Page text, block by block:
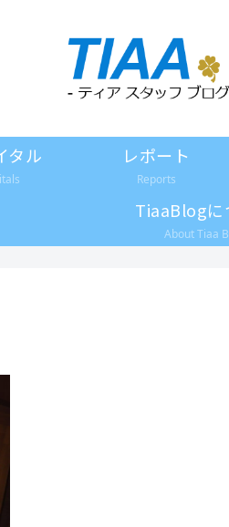
タル レポート
Reports
TiaaBlogに
About Tiaa